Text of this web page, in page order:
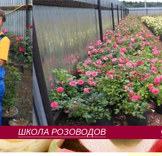
ШКОЛА РОЗОВОДОВ